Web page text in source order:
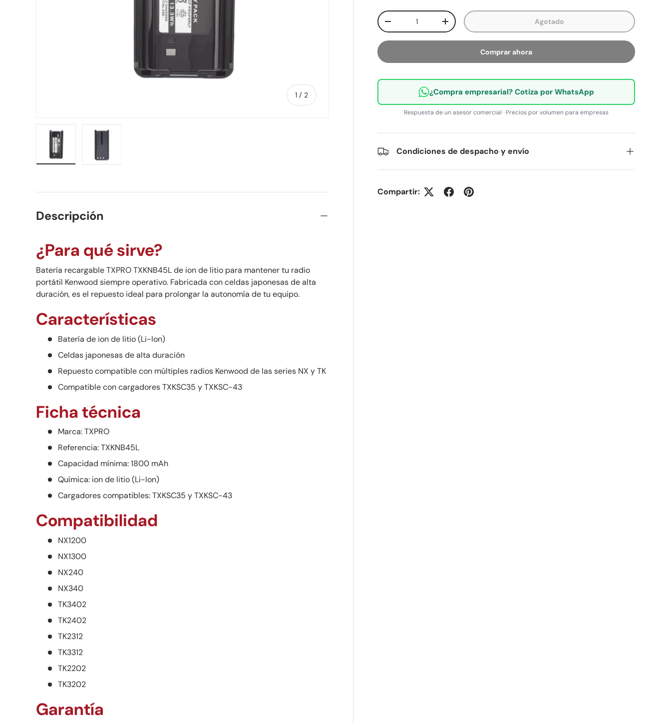
1 / de
2
Cant.
Disminuir cantidadAumentar la cantidad Agotado
Comprar ahora
¿Compra empresarial? Cotiza por WhatsApp
Respuesta de un asesor comercial · Precios por volumen para empresas
Condiciones de despacho y envío
Compartir:
Descripción
¿Para qué sirve?
Batería recargable TXPRO TXKNB45L de ion de litio para mantener tu radio
portátil Kenwood siempre operativo. Fabricada con celdas japonesas de alta
duración, es el repuesto ideal para prolongar la autonomía de tu equipo.
Características
Batería de ion de litio (Li-Ion)
Celdas japonesas de alta duración
Repuesto compatible con múltiples radios Kenwood de las series NX y TK
Compatible con cargadores TXKSC35 y TXKSC-43
Ficha técnica
Marca: TXPRO
Referencia: TXKNB45L
Capacidad mínima: 1800 mAh
Química: ion de litio (Li-Ion)
Cargadores compatibles: TXKSC35 y TXKSC-43
Compatibilidad
NX1200
NX1300
NX240
NX340
TK3402
TK2402
TK2312
TK3312
TK2202
TK3202
Garantía